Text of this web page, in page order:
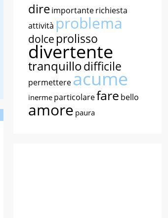
direimportanterichiesta
attività problema
dolce prolisso
divertente
tranquillodifficile
permettereacume
inerme particolarefare bello
amore paura